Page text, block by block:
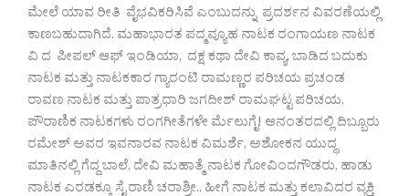
ಮೇಲೆ ಯಾವ ರೀತಿ ವೈಭವಿಕರಿಸಿವೆ ಎಂಬುದನ್ನು ಪ್ರದರ್ಶನ ವಿವರಣೆಯಲ್ಲಿ
ಕಾಣಬಹುದಾಗಿದೆ. ಮಹಾಭಾರತ ಪದ್ಮವ್ಯೂಹ ನಾಟಕ ರಂಗಾಯಣ ನಾಟಕ
ವಿ ದ ಪೀಪಲ್ ಆಫ್ ಇಂಡಿಯಾ, ದಕ್ಷ ಕಥಾ ದೇವಿ ಕಾವ್ಯ, ಬಾಡಿದ ಬದುಕು
ನಾಟಕ ಮತ್ತು ನಾಟಕಕಾರ ಗ್ಯಾರಂಟಿ ರಾಮಣ್ಣರ ಪರಿಚಯ ಪ್ರಚಂಡ
ರಾವಣ ನಾಟಕ ಮತ್ತು ಪಾತ್ರಧಾರಿ ಜಗದೀಶ್ ರಾಮಘಟ್ಟ ಪರಿಚಯ,
ಪೌರಾಣಿಕ ನಾಟಕಗಳು ರಂಗಗೀತೆಗಳೇ ರ್ಮೆಲುಗೈ! ಆನಂತರದಲ್ಲಿ ದಿಬ್ಬೂರು
ರಮೇಶ್ ಅವರ ಇವನಾರವ ನಾಟಕ ವಿಮರ್ಶೆ, ಅಶೋಕನ ಯುದ್ಧ
ಮಾತಿನಲ್ಲಿ ಗೆದ್ದ ಬಾಲೆ, ದೇವಿ ಮಹಾತ್ಮೆ ನಾಟಕ ಗೋವಿಂದಗೌಡರು, ಹಾಡು
ನಾಟಕ ಎರಡಕ್ಕೂ ಸೈ ರಾಣಿ ಚರಾಶ್ರೀ.. ಹೀಗೆ ನಾಟಕ ಮತ್ತು ಕಲಾವಿದರ ವ್ಯಕ್ತಿ